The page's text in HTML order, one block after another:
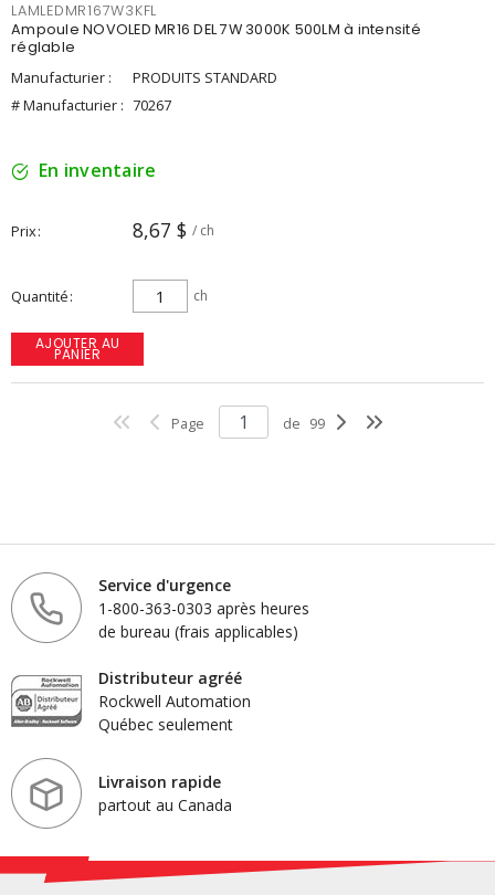
LAMLEDMR167W3KFL
Ampoule NOVOLED MR16 DEL 7W 3000K 500LM à intensité
réglable
Manufacturier :
PRODUITS STANDARD
# Manufacturier : 70267
En inventaire
Prix 8,67 $ / ch
Quantité ch
AJOUTER AU
PANIER
Page de 99
Service d'urgence
1-800-363-0303 après heures
de bureau (frais applicables)
Distributeur agréé
Rockwell Automation
Québec seulement
Livraison rapide
partout au Canada